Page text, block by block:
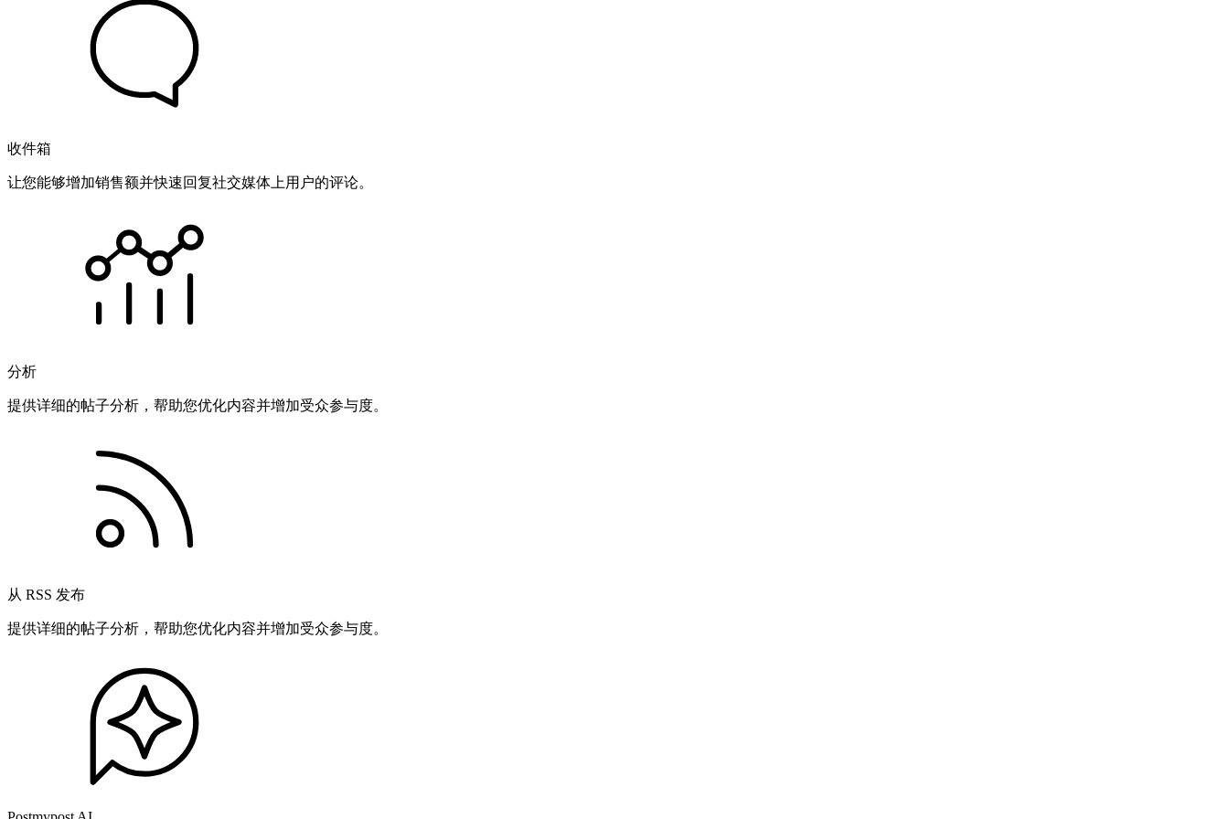
收件箱
让您能够增加销售额并快速回复社交媒体上用户的评论。
分析
提供详细的帖子分析，帮助您优化内容并增加受众参与度。
从 RSS 发布
提供详细的帖子分析，帮助您优化内容并增加受众参与度。